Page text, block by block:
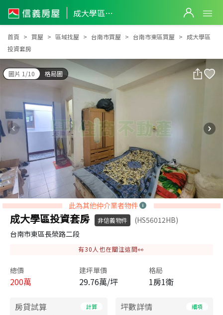
成大學區投資套房
成大學區投資套房
首頁 買屋 區域找屋 台南市買屋 台南市東區買屋
成大學區
投資套房
圖片 1/10 格局圖
此為其他仲介業者物件
成大學區投資套房 非信義物件
(HS56012HB)
台南市東區長榮路二段
有30 人也在關注這間👀
總價
200萬
建坪單價
29.76萬/坪
格局
1房1衛
房貸試算 計算 坪數詳情 細項